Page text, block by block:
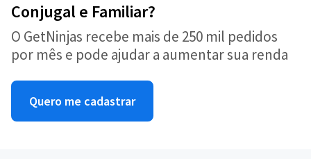
Conjugal e Familiar?
O GetNinjas recebe mais de 250 mil pedidos
por mês e pode ajudar a aumentar sua renda
Quero me cadastrar